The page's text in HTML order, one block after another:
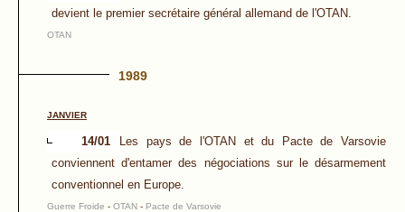
devient le premier secrétaire général allemand de l'OTAN.
OTAN
1989
JANVIER
14/01
Les pays de l'OTAN et du Pacte de Varsovie
conviennent d'entamer des négociations sur le désarmement
conventionnel en Europe.
Guerre Froide - OTAN - Pacte de Varsovie